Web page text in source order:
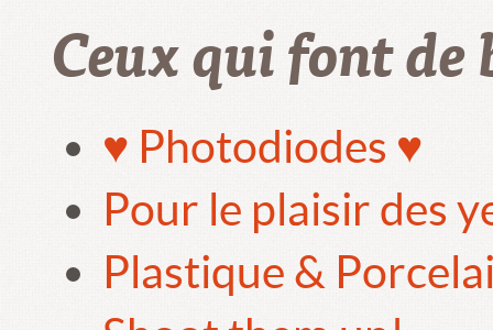
Ceux qui font de
♥ Photodiodes ♥
Pour le plaisir des
Plastique &